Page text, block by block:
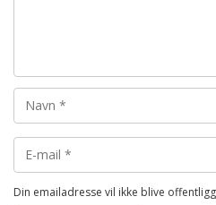
Din emailadresse vil ikke blive